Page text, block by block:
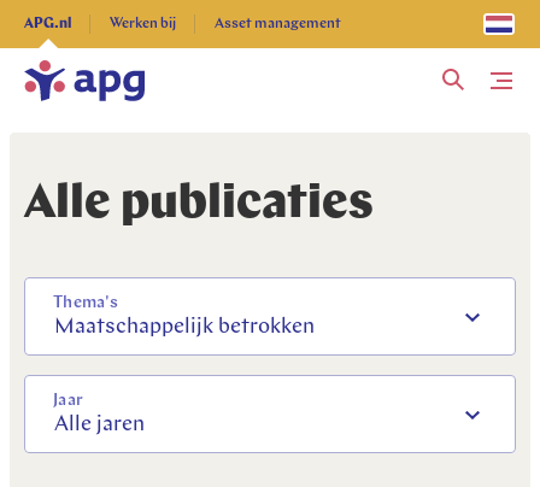
APG.nl Werken bij Asset management
Ontdek alles
Alle publicaties
Thema's
Maatschappelijk betrokken
Jaar
Alle jaren